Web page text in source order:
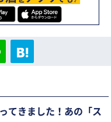
てきました！あの「ス